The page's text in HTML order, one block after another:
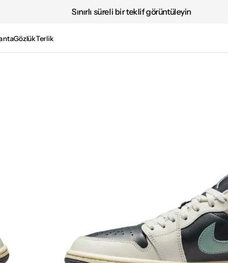
Sınırlı süreli bir teklif görüntüleyin
GözlükTerlik
Medya
2'i
galeri
görünümünde